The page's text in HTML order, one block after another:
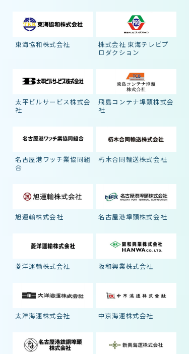
東海協和株式会社
株式会社 東海テレビプ
ロダクション
太平ビルサービス株式会
社
飛島コンテナ埠頭株式会
社
名古屋港ワッチ業協同組
合
朽木合同輸送株式会社
旭運輸株式会社 名古屋港埠頭株式会社
菱洋運輸株式会社 阪和興業株式会社
太洋海運株式会社 中京海運株式会社